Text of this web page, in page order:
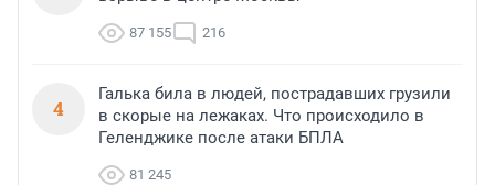
87 155 216
4
Галька била в людей, пострадавших грузили
в скорые на лежаках. Что происходило в
Геленджике после атаки БПЛА
81 245